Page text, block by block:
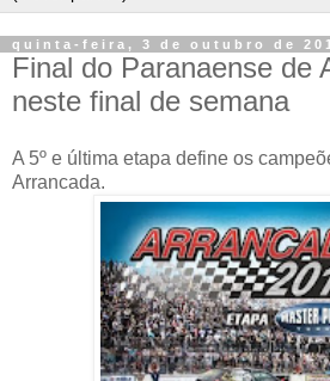
quinta-feira, 3 de outubro de
Final do Paranaense de
neste final de semana
A 5º e última etapa define os
Arrancada.